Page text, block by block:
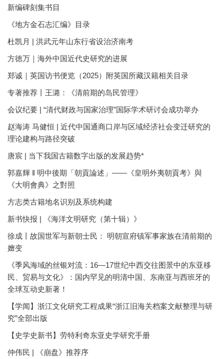
新编碑刻集书目
《地方金石志汇编》目录
杜凯月 | 洪武元年山东行省设治济南考
方徳万｜海外中国近代史研究的进展
郑诚｜英国访书便览（2025）附英国所藏汉籍相关目录
专著推荐丨王潞：《清前期的岛民管理》
会议纪要 | “清代财政与国家治理”国际学术研讨会成功举办
赵海涛 马健恒 | 近代中国通商口岸与区域经济社会变迁研究的
理论建构与路径突破
唐宸 | 当下我国古籍数字出版的发展趋势*
郭嘉輝 ‖ 明中後期「朝貢論述」——《皇明外夷朝貢考》與
《大明會典》之對照
方志类古籍地名识别及系统构建
新书快报 | 《海洋文明研究（第十辑）》
徐成丨故国世军与新朝士民： 明朝宣府镇军事家族在清前期的
嬗变
《季风海域的丝银对流：16—17世纪中西交往图景中的东亚移
民、贸易与文化》：国内罕见的明清中国、东南亚与西班牙的
全球互动史新著！
【学闻】浙江文化研究工程成果“浙江旧海关档案文献整理与研
究”全部出版
【史学史新书】劳特利奇东亚史学研究手册
仲伟民 | 《崩盘》推荐序